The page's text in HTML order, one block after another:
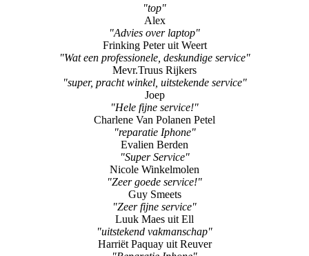
Marcel Kirkels
"batterij"
Frans Draeken
"top"
Alex
"Advies over laptop"
Frinking Peter uit Weert
"Wat een professionele, deskundige service"
Mevr.Truus Rijkers
"super, pracht winkel, uitstekende service"
Joep
"Hele fijne service!"
Charlene Van Polanen Petel
"reparatie Iphone"
Evalien Berden
"Super Service"
Nicole Winkelmolen
"Zeer goede service!"
Guy Smeets
"Zeer fijne service"